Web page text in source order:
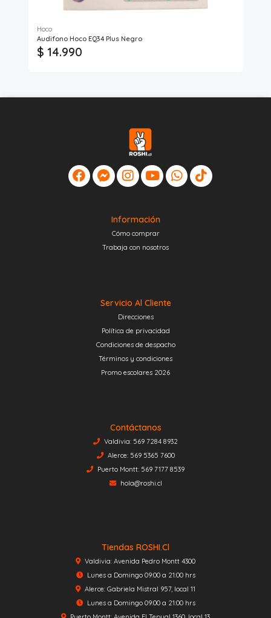
Hoco
Audifono Hoco EQ34 Plus Negro
$ 14.990
Información
Cómo comprar
Trabaja con nosotros
Servicio Al Cliente
Direcciones
Política de privacidad
Condiciones de despacho
Términos y condiciones
Promo escolares 2026
Contáctanos
Valdivia: 569 7284 8932
Alerce: 569 5365 7600
Puerto Montt: 569 7177 8539
hola@roshi.cl
Tiendas ROSHI.cl
Valdivia: Avenida Pedro Montt 4300
Lunes a Domingo 09:00 a 21:00 hrs
Alerce: Gabriela Mistral 957, local 11
Lunes a Domingo 09:00 a 21:00 hrs